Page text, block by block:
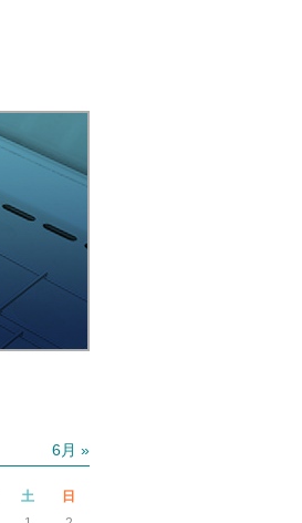
土
日
6月 »